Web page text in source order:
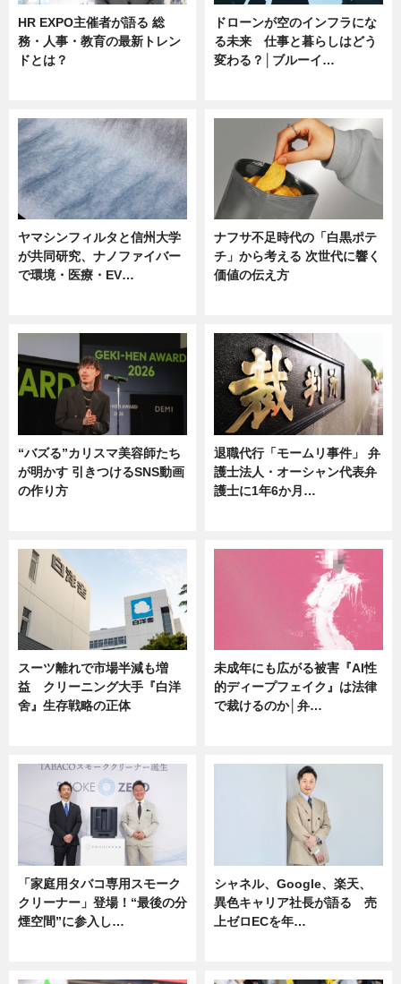
HR EXPO主催者が語る 総
務・人事・教育の最新トレン
ドとは？
ドローンが空のインフラにな
る未来 仕事と暮らしはどう
変わる？│ブルーイ…
ヤマシンフィルタと信州大学
が共同研究、ナノファイバー
で環境・医療・EV…
ナフサ不足時代の「白黒ポテ
チ」から考える 次世代に響く
価値の伝え方
“バズる”カリスマ美容師たち
が明かす 引きつけるSNS動画
の作り方
退職代行「モームリ事件」 弁
護士法人・オーシャン代表弁
護士に1年6か月…
スーツ離れで市場半減も増
益 クリーニング大手『白洋
舍』生存戦略の正体
未成年にも広がる被害『AI性
的ディープフェイク』は法律
で裁けるのか│弁…
「家庭用タバコ専用スモーク
クリーナー」登場！“最後の分
煙空間”に参入し…
シャネル、Google、楽天、
異色キャリア社長が語る 売
上ゼロECを年…